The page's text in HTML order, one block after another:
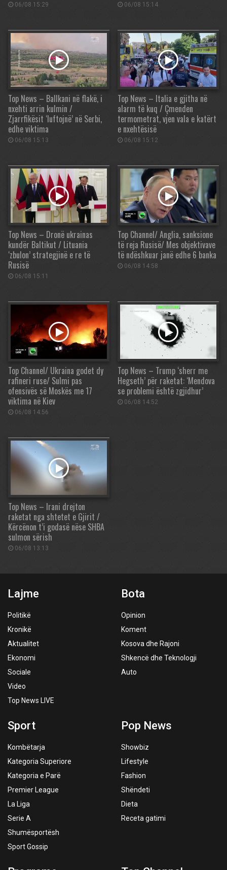
06/08 15:29 06/08 15:14
Top News – Ballkani në flakë, i
nxehti arrin kulmin /
Zjarrfikësit ‘luftojnë’ në Serbi,
edhe viktima
06/08 15:13
Top News – Italia e gjitha në
alarm të kuq / Çmenden
termometrat, vjen vala e katërt
e nxehtësisë
06/08 15:12
Top News – Dronë ukrainas
kundër Baltikut / Lituania
‘zbulon’ strategjinë e re të
Rusisë
06/08 15:11
Top Channel/ Anglia, sanksione
të reja Rusisë/ Mes objektivave
të ndëshkuar janë edhe 6 banka
06/08 14:58
Top Channel/ Ukraina godet dy
rafineri ruse/ Sulmi pas
ofensivës së Moskës me 17
viktima në Kiev
06/08 14:56
Top News – Trump ‘sherr me
Hegseth’ për raketat: ‘Mendova
se problemi është zgjidhur’
06/08 14:52
Top News – Irani drejton
raketat nga shtetet e Gjirit /
Kërcënon t’i godasë nëse SHBA
sulmon sërish
06/08 13:13
Lajme
Politikë
Kronikë
Aktualitet
Ekonomi
Sociale
Video
Top News LIVE
Bota
Opinion
Koment
Kosova dhe Rajoni
Shkencë dhe Teknologji
Auto
Sport
Kombëtarja
Kategoria Superiore
Kategoria e Parë
Premier League
La Liga
Serie A
Shumësportësh
Sport Gossip
Pop News
Showbiz
Lifestyle
Fashion
Shëndeti
Dieta
Receta gatimi